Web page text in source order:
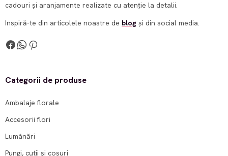
cadouri și aranjamente realizate cu atenție la detalii.
Inspiră-te din articolele noastre de blog și din social media.
Categorii de produse
Ambalaje florale
Accesorii flori
Lumânări
Pungi, cutii și coșuri